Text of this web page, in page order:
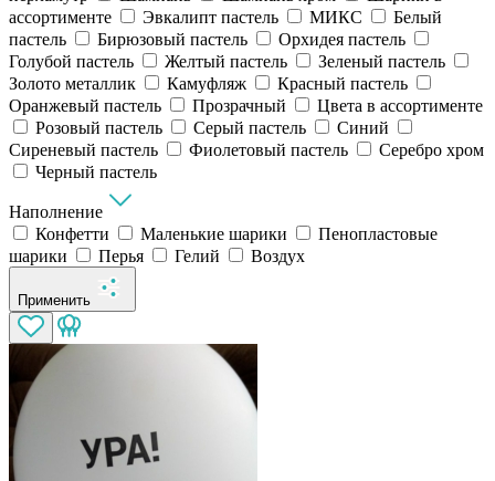
ассортименте
Эвкалипт пастель МИКС
Белый
пастель
Бирюзовый пастель
Орхидея пастель
Голубой пастель
Желтый пастель
Зеленый пастель
Золото металлик
Камуфляж
Красный пастель
Оранжевый пастель
Прозрачный
Цвета в ассортименте
Розовый пастель
Серый пастель
Синий
Сиреневый пастель
Фиолетовый пастель
Серебро хром
Черный пастель
Наполнение
Конфетти
Маленькие шарики
Пенопластовые
шарики
Перья Гелий Воздух
Применить